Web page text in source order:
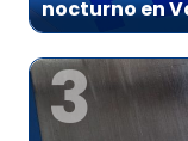
nocturno en
3